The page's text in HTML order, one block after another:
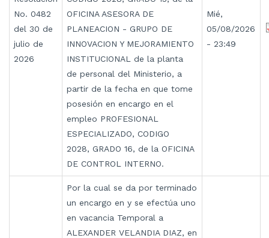
No. 0482
del 30 de
julio de
2026
OFICINA ASESORA DE
PLANEACION - GRUPO DE
INNOVACION Y MEJORAMIENTO
INSTITUCIONAL de la planta
de personal del Ministerio, a
partir de la fecha en que tome
posesión en encargo en el
empleo PROFESIONAL
ESPECIALIZADO, CODIGO
2028, GRADO 16, de la OFICINA
DE CONTROL INTERNO.
Mié,
05/08/2026
- 23:49
Por la cual se da por terminado
un encargo en y se efectúa uno
en vacancia Temporal a
ALEXANDER VELANDIA DIAZ, en